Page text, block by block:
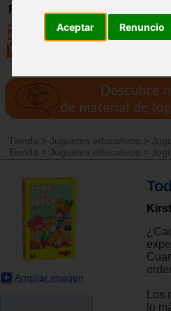
Aceptar Renuncio
Registro
Tienda > Juguetes educativos >
Tienda
> Juguetes educativos >
Ampliar imagen
Los
lo